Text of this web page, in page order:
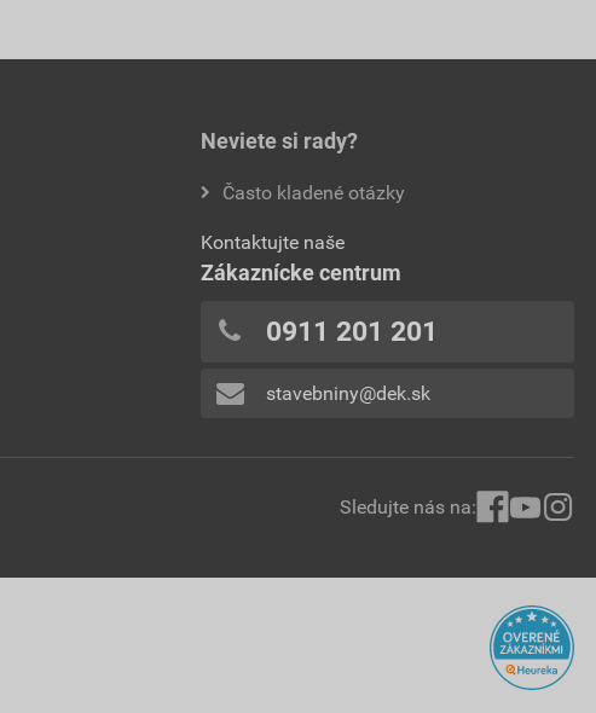
Neviete si rady?
Často kladené otázky
Kontaktujte naše
Zákaznícke centrum
0911 201 201
stavebniny@dek.sk
Sledujte nás na: